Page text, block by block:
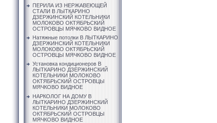
ПЕРИЛА ИЗ НЕРЖАВЕЮЩЕЙ
СТАЛИ В ЛЫТКАРИНО
ДЗЕРЖИНСКИЙ КОТЕЛЬНИКИ
МОЛОКОВО ОКТЯБРЬСКИЙ
ОСТРОВЦЫ МЯЧКОВО ВИДНОЕ
Натяжные потолки В ЛЫТКАРИНО
ДЗЕРЖИНСКИЙ КОТЕЛЬНИКИ
МОЛОКОВО ОКТЯБРЬСКИЙ
ОСТРОВЦЫ МЯЧКОВО ВИДНОЕ
Установка кондиционеров В
ЛЫТКАРИНО ДЗЕРЖИНСКИЙ
КОТЕЛЬНИКИ МОЛОКОВО
ОКТЯБРЬСКИЙ ОСТРОВЦЫ
МЯЧКОВО ВИДНОЕ
НАРКОЛОГ НА ДОМУ В
ЛЫТКАРИНО ДЗЕРЖИНСКИЙ
КОТЕЛЬНИКИ МОЛОКОВО
ОКТЯБРЬСКИЙ ОСТРОВЦЫ
МЯЧКОВО ВИДНОЕ